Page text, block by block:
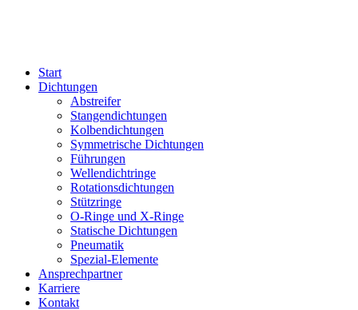
Start
Dichtungen
Abstreifer
Stangendichtungen
Kolbendichtungen
Symmetrische Dichtungen
Führungen
Wellendichtringe
Rotationsdichtungen
Stützringe
O-Ringe und X-Ringe
Statische Dichtungen
Pneumatik
Spezial-Elemente
Ansprechpartner
Karriere
Kontakt